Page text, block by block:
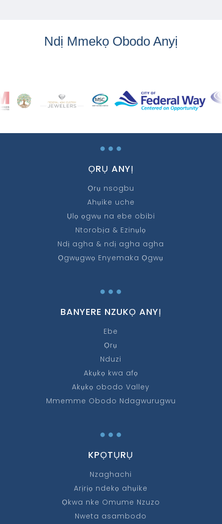
Ndị Mmekọ Obodo Anyị
…
ỌRỤ ANYỊ
Ọrụ nsogbu
Ahụike uche
Ụlọ ọgwụ na ebe obibi
Ntorobịa & Ezinụlọ
Ndị agha & ndị agha agha
Ọgwụgwọ Enyemaka Ọgwụ
…
BANYERE NZUKỌ ANYỊ
Ebe
Ọrụ
Nduzi
Akụkọ kwa afọ
Akụkọ obodo Valley
Mmemme Obodo Ndagwurugwu
…
KPỌTỤRỤ
Nzaghachi
Arịrịọ ndekọ ahụike
Ọkwa nke Omume Nzuzo
Nweta asambodo